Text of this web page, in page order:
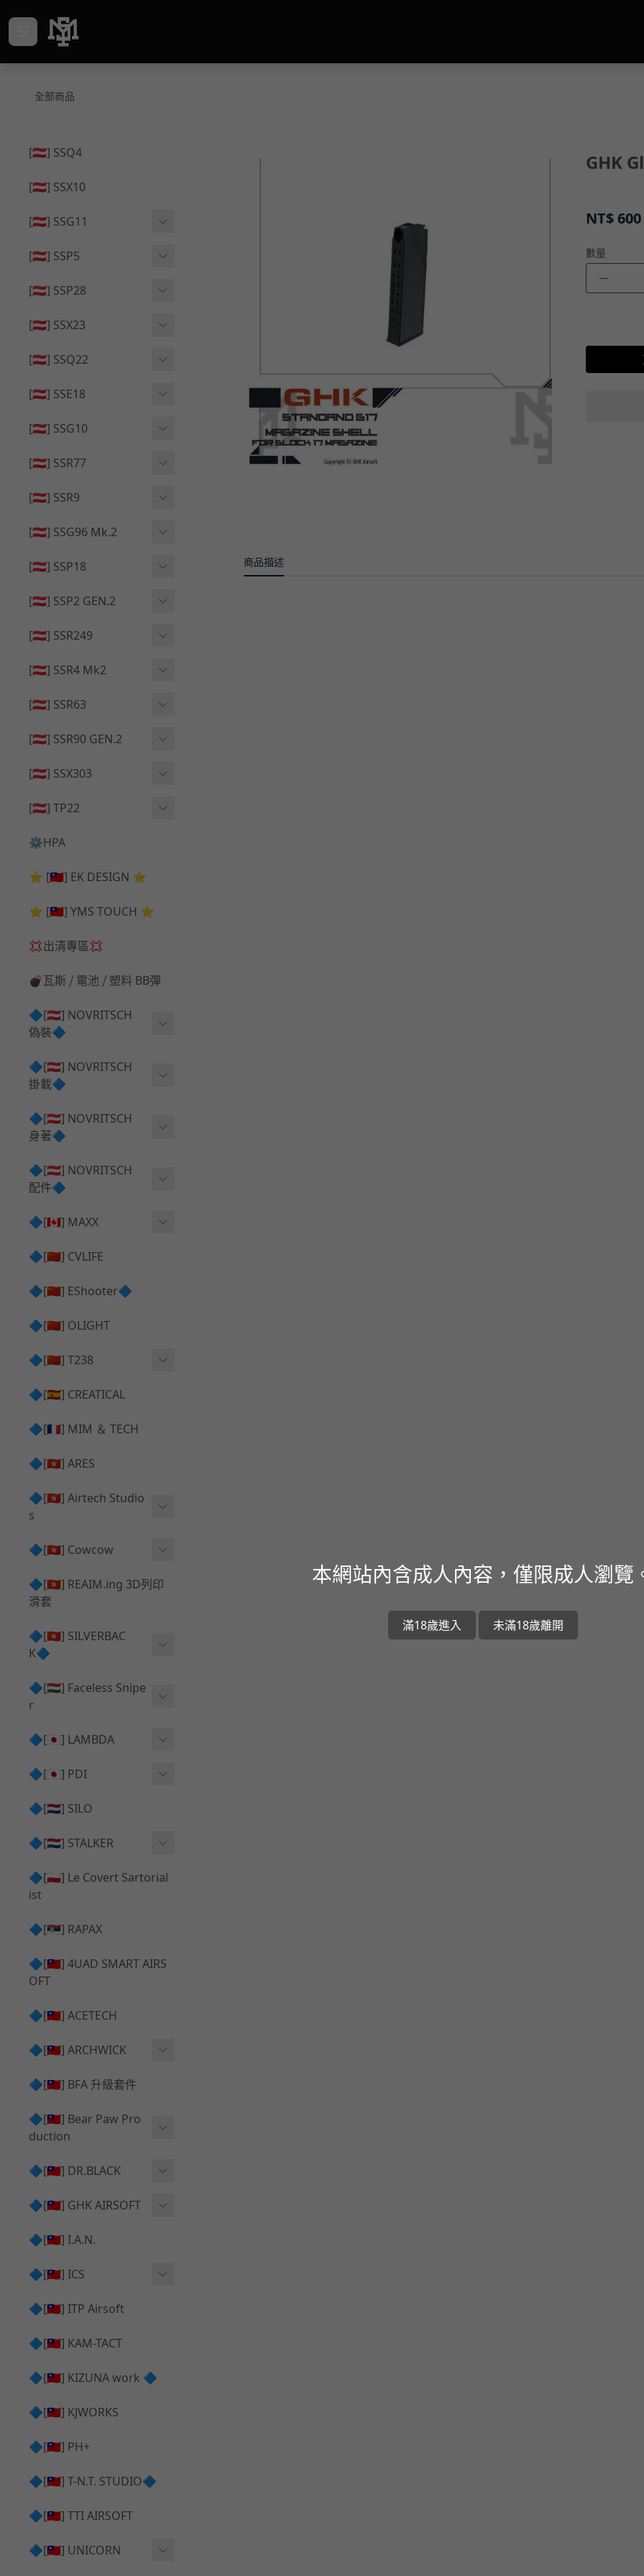
全部商品
[🇦🇹] SSQ4
[🇦🇹] SSX10
[🇦🇹] SSG11
🔄 原廠 ⧸ 零件
[🇦🇹] SSP5
🔄 原廠 ⧸ 零件
[🇦🇹] SSP28
🔄 原廠 ⧸ 零件
[🇦🇹] SSX23
🟦 主體 ⧸ 彈匣
[🇦🇹] SSQ22
🟦 主體 ⧸ 彈匣
[🇦🇹] SSE18
👁️‍🗨️ 外觀 ⧸ 色彩
[🇦🇹] SSG10
🟦 主體 ⧸ 彈匣
[🇦🇹] SSR77
🟦 主體 ⧸ 彈匣
[🇦🇹] SSR9
👁️‍🗨️ 外觀 ⧸ 色彩
[🇦🇹] SSG96 Mk.2
🆙 升級 ⧸ 部件
[🇦🇹] SSP18
👁️‍🗨️ 外觀 ⧸ 色彩
[🇦🇹] SSP2 GEN.2
🔄 原廠 ⧸ 零件
[🇦🇹] SSR249
🟦 主體 ⧸ 彈匣
[🇦🇹] SSR4 Mk2
🟦 主體 ⧸ 彈匣
[🇦🇹] SSR63
🆙 升級 ⧸ 部件
[🇦🇹] SSR90 GEN.2
🆙 升級 ⧸ 部件
[🇦🇹] SSX303
🔄 原廠 ⧸ 零件
🆙 升級 ⧸ 部件
[🇦🇹] TP22
🔄 原廠 ⧸ 零件
🆙 升級 ⧸ 部件
⚙️HPA
⭐ [🇹🇼] EK DESIGN ⭐
⭐ [🇹🇼] YMS TOUCH ⭐
💢出清專區💢
💣瓦斯 ⧸ 電池 ⧸ 塑料 BB彈
🔷[🇦🇹] NOVRITSCH
偽裝🔷
上衣夾克 ⧸ Jacket
兜帽 ⧸ Hood
手持 裝備 ⧸ 偽裝
披肩 ⧸ Shoulder Piece
onie
🔷[🇦🇹] NOVRITSCH
掛載🔷
AR ⧸ DMR 彈匣用
SMG ⧸ SSR90 彈匣用
腰包 ⧸ 萬用包
HPA 氣瓶袋 ⧸ 水袋包
手槍 彈匣用
🔷[🇦🇹] NOVRITSCH
身著🔷
闊邊帽 ⧸ Boonie Hat
戰術背心+前掛 ⧸ Plate Car
rier+Flap
tlebelt
護目鏡 ⧸ 除霧器
腰帶 ⧸ 腿掛
🔷[🇦🇹] NOVRITSCH
配件🔷
✅ 快拔槍套 ⧸ 槍背帶
✅ 槍架 ⧸ 訓練靶具 ⧸ 工具
🔷[🇨🇦] MAXX
AEG 活塞頭 ⧸ AEG Piston
HOP座 ⧸ HOP-UP
競速扳機 ⧸ Speed Trigger
彈匣釋放鈕 ⧸ Mag Releas
推嘴 ⧸ Nozzle
🔷[🇨🇳] CVLIFE
🔷[🇨🇳] EShooter🔷
🔷[🇨🇳] OLIGHT
🔷[🇨🇳] T238
電子扳機
發光器
🔷[🇪🇸] CREATICAL
🔷[🇫🇷] MIM ＆ TECH
🔷[🇭🇰] ARES
🔷[🇭🇰] Airtech Studio
s
VFC
G＆G
Krytac
KWA
Tokyo Marui
PROWIN
MAXX
SILVERBACK SRS
🔷[🇭🇰] Cowcow
TM Glock 系列
Action Army AAP01 系列
UMAREX VFC 系列
KWA⧸KSC系列
🔷[🇭🇰] REAIM.ing 3D列印
滑套
🔷[🇭🇰] SILVERBAC
K🔷
SRS ⧸ HTI 🟦 主體 ⧸ 彈匣
✅ 碳纖管 ⧸ 彈簧
TAC-41 👁️‍🗨️ 外觀 ⧸ 色彩
MDR-X 🟦 主體 ⧸ 彈匣
✅ 通用 ⧸ 精品
MDR-X 🔄 原廠 ⧸ 零件
TAC-41 🔄 原廠 ⧸ 零件
🔷[🇭🇺] Faceless Snipe
r
Mk23 ⧸ SSX23
SRS ⧸ HTI ⧸ TAC-41
🔷[🇯🇵] LAMBDA
Lambda 05 GBB 精密內管
Lambda 03 AEG 精密內管
Lambda 05 AEG 精密內管
🔷[🇯🇵] PDI
01 精密內管
05 精密內管
08 精密內管
🔷[🇳🇱] SILO
🔷[🇳🇱] STALKER
Action Army AAP01 升級
套件
HOP膠皮 ⧸ 下壓塊
件
[夢神⧸Morpheus] 不鏽鋼
內管
套件
[夢神⧸Morpheus] 碳鋼 內
管
🔷[🇵🇱] Le Covert Sartorial
ist
🔷[🇷🇸] RAPAX
🔷[🇹🇼] 4UAD SMART AIRS
OFT
🔷[🇹🇼] ACETECH
🔷[🇹🇼] ARCHWICK
衝鋒套件 Convertion Kit
MWS 升級組件
B＆T APC9 系列產品
B＆T SPR300系列產品
HOP膠皮
🔷[🇹🇼] BFA 升級套件
🔷[🇹🇼] Bear Paw Pro
duction
T-5000
🔷[🇹🇼] DR.BLACK
Hi-capa 彈匣外觀
維護保養
Hi-capa 上半外觀
Hi-capa 內部升級
🔷[🇹🇼] GHK AIRSOFT
AR ⧸ M4 GBB 原廠零件
AKM V3 主體 ＆ 原廠零件
G5 原廠零件
G17 GEN.3 原廠零件
AR ⧸ M4 GBB 升級套件
🔷[🇹🇼] I.A.N.
🔷[🇹🇼] ICS
Hi-Capa 維修零件
ICS 成槍
🔷[🇹🇼] ITP Airsoft
🔷[🇹🇼] KAM-TACT
🔷[🇹🇼] KIZUNA work 🔷
🔷[🇹🇼] KJWORKS
🔷[🇹🇼] PH+
🔷[🇹🇼] T-N.T. STUDIO🔷
🔷[🇹🇼] TTI AIRSOFT
🔷[🇹🇼] UNICORN
GHK
NT$600
數量
－
商品描述
本網站內含成人內容，僅限成人瀏覽
滿18歲進入 未滿18歲離開